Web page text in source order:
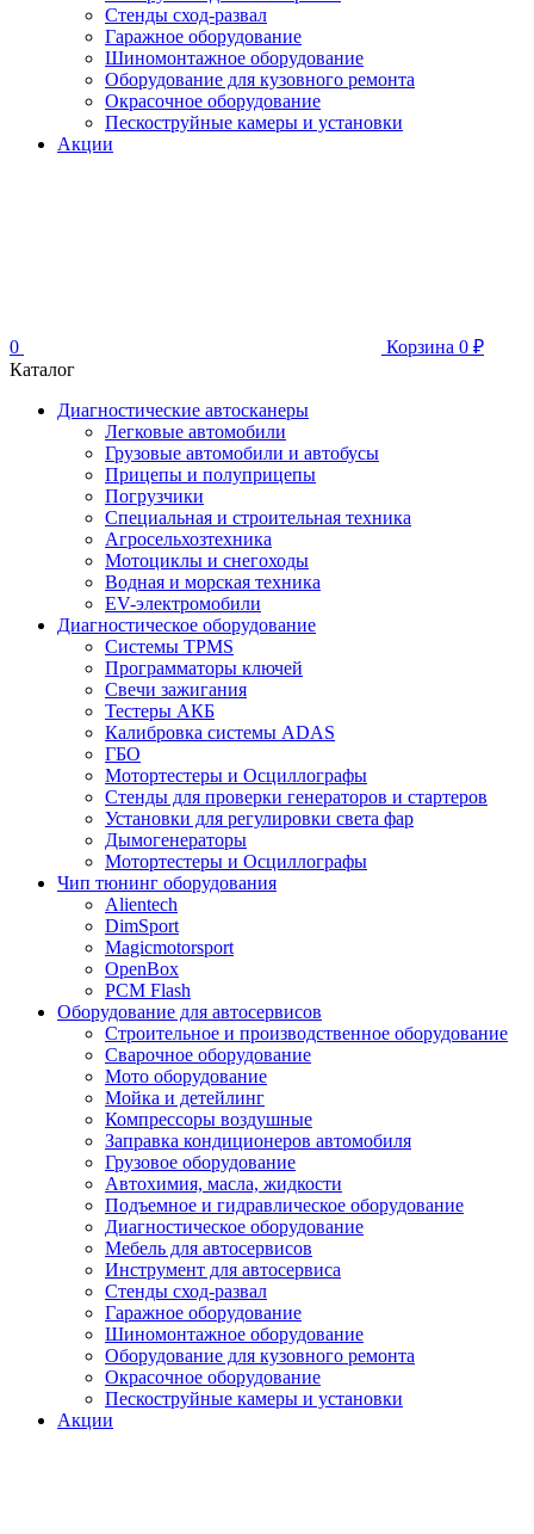
Стенды сход-развал
Гаражное оборудование
Шиномонтажное оборудование
Оборудование для кузовного ремонта
Окрасочное оборудование
Пескоструйные камеры и установки
Акции
0 Корзина 0 ₽
Каталог
Диагностические автосканеры
Легковые автомобили
Грузовые автомобили и автобусы
Прицепы и полуприцепы
Погрузчики
Специальная и строительная техника
Агросельхозтехника
Мотоциклы и снегоходы
Водная и морская техника
EV-электромобили
Диагностическое оборудование
Системы TPMS
Программаторы ключей
Свечи зажигания
Тестеры АКБ
Калибровка системы ADAS
ГБО
Мотортестеры и Осциллографы
Стенды для проверки генераторов и стартеров
Установки для регулировки света фар
Дымогенераторы
Мотортестеры и Осциллографы
Чип тюнинг оборудования
Alientech
DimSport
Magicmotorsport
OpenBox
PCM Flash
Оборудование для автосервисов
Строительное и производственное оборудование
Сварочное оборудование
Мото оборудование
Мойка и детейлинг
Компрессоры воздушные
Заправка кондиционеров автомобиля
Грузовое оборудование
Автохимия, масла, жидкости
Подъемное и гидравлическое оборудование
Диагностическое оборудование
Мебель для автосервисов
Инструмент для автосервиса
Стенды сход-развал
Гаражное оборудование
Шиномонтажное оборудование
Оборудование для кузовного ремонта
Окрасочное оборудование
Пескоструйные камеры и установки
Акции